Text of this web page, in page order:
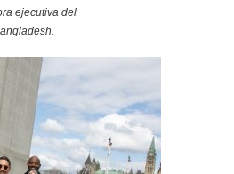
ejecutiva del